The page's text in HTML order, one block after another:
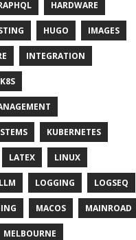
HARDWARE
HUGO IMAGES
INTEGRATION
K8S
KUBERNETES
LATEX LINUX
LLM LOGGING LOGSEQ
MACOS MAINROAD
MELBOURNE